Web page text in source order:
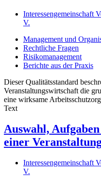
Interessengemeinschaft
V.
Management und
Rechtliche Fragen
Risikomanagement
Berichte aus der Praxis
Dieser Qualitätsstandard
Veranstaltungswirtschaft die
eine wirksame
Text
Auswahl,
einer
Interessengemeinschaft
V.